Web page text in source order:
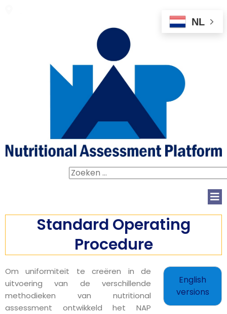
Zoeken
Standard Operating
Procedure
Om uniformiteit te creëren in de
uitvoering van de verschillende
methodieken van nutritional
assessment ontwikkeld het NAP
English
versions
NL